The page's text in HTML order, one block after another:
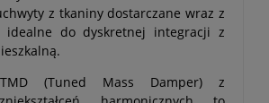
z tkaniny dostarczane wraz z
idealne do dyskretnej integracji z
TMD (Tuned Mass Damper) z